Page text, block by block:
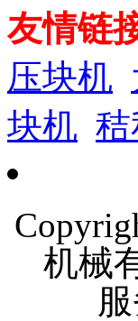
友情链
压块机
块机
机械